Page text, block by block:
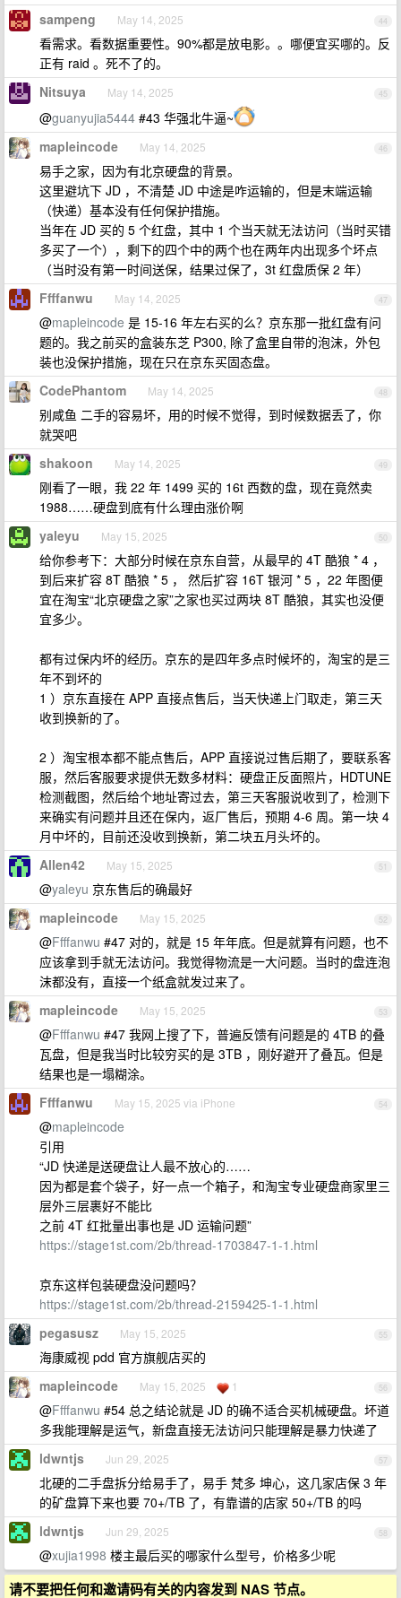
44
sampeng May 14, 2025
看需求。看数据重要性。90%都是放电影。。哪便宜买哪的。反
正有 raid 。死不了的。
45
Nitsuya May 14, 2025
@guanyujia5444 #43 华强北牛逼~
46
mapleincode May 14, 2025
易手之家，因为有北京硬盘的背景。
这里避坑下 JD ，不清楚 JD 中途是咋运输的，但是末端运输
（快递）基本没有任何保护措施。
当年在 JD 买的 5 个红盘，其中 1 个当天就无法访问（当时买错
多买了一个），剩下的四个中的两个也在两年内出现多个坏点
（当时没有第一时间送保，结果过保了，3t 红盘质保 2 年）
47
Ffffanwu May 14, 2025
@mapleincode 是 15-16 年左右买的么？京东那一批红盘有问
题的。我之前买的盒装东芝 P300, 除了盒里自带的泡沫，外包
装也没保护措施，现在只在京东买固态盘。
48
CodePhantom May 14, 2025
别咸鱼 二手的容易坏，用的时候不觉得，到时候数据丢了，你
就哭吧
49
shakoon May 14, 2025
刚看了一眼，我 22 年 1499 买的 16t 西数的盘，现在竟然卖
1988……硬盘到底有什么理由涨价啊
50
yaleyu May 15, 2025
给你参考下：大部分时候在京东自营，从最早的 4T 酷狼 * 4 ，
到后来扩容 8T 酷狼 * 5 ， 然后扩容 16T 银河 * 5 ，22 年图便
宜在淘宝“北京硬盘之家”之家也买过两块 8T 酷狼，其实也没便
宜多少。
都有过保内坏的经历。京东的是四年多点时候坏的，淘宝的是三
年不到坏的
1 ）京东直接在 APP 直接点售后，当天快递上门取走，第三天
收到换新的了。
2 ）淘宝根本都不能点售后，APP 直接说过售后期了，要联系客
服，然后客服要求提供无数多材料：硬盘正反面照片，HDTUNE
检测截图，然后给个地址寄过去，第三天客服说收到了，检测下
来确实有问题并且还在保内，返厂售后，预期 4-6 周。第一块 4
月中坏的，目前还没收到换新，第二块五月头坏的。
51
Allen42 May 15, 2025
@yaleyu 京东售后的确最好
52
mapleincode May 15, 2025
@Ffffanwu #47 对的，就是 15 年年底。但是就算有问题，也不
应该拿到手就无法访问。我觉得物流是一大问题。当时的盘连泡
沫都没有，直接一个纸盒就发过来了。
53
mapleincode May 15, 2025
@Ffffanwu #47 我网上搜了下，普遍反馈有问题是的 4TB 的叠
瓦盘，但是我当时比较穷买的是 3TB ，刚好避开了叠瓦。但是
结果也是一塌糊涂。
54
Ffffanwu May 15, 2025 via iPhone
@mapleincode
引用
“JD 快递是送硬盘让人最不放心的……
因为都是套个袋子，好一点一个箱子，和淘宝专业硬盘商家里三
层外三层裹好不能比
之前 4T 红批量出事也是 JD 运输问题”
https://stage1st.com/2b/thread-1703847-1-1.html
京东这样包装硬盘没问题吗？
https://stage1st.com/2b/thread-2159425-1-1.html
55
pegasusz May 15, 2025
海康威视 pdd 官方旗舰店买的
56
mapleincode May 15, 2025 1
@Ffffanwu #54 总之结论就是 JD 的确不适合买机械硬盘。坏道
多我能理解是运气，新盘直接无法访问只能理解是暴力快递了
57
ldwntjs Jun 29, 2025
北硬的二手盘拆分给易手了，易手 梵多 坤心，这几家店保 3 年
的矿盘算下来也要 70+/TB 了，有靠谱的店家 50+/TB 的吗
58
ldwntjs Jun 29, 2025
@xujia1998 楼主最后买的哪家什么型号，价格多少呢
请不要把任何和邀请码有关的内容发到 NAS 节点。